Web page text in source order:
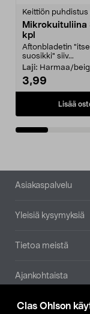
Clas Ohlson
Keittiön puhdistus
Mikrokuituliina
kpl
Aftonbladetin
suosikki" siiv...
Laji: Harmaa/
3,99
Lisää
Asiakaspalvelu
Yleisiä kysymyksiä
Tietoa meistä
Ajankohtaista
Muut yrityksemme